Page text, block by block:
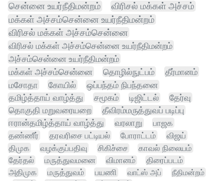
சென்னை உயர்நீதிமன்றம்
விரிசல் மக்கள் அச்சம்
மக்கள் அச்சம்சென்னை உயர்நீதிமன்றம்
விரிசல் மக்கள் அச்சம்சென்னை
விரிசல் மக்கள் அச்சம்சென்னை உயர்நீதிமன்றம்
அச்சம்சென்னை உயர்நீதிமன்றம்
மக்கள் அச்சம்சென்னை
தொழில்நுட்பம்
தீர்மானம்
மசோதா
கோயில்
ஒப்பந்தம் நிபந்தனை
தமிழ்த்தாய் வாழ்த்து
சமூகம் டிஜிட்டல்
தேர்வு
தொகுதி மறுவரையறை
தீவிரம்மருத்துவப் படிப்பு
ஈரான்தமிழ்த்தாய் வாழ்த்து
வரலாறு
பாஜக
தண்ணீர்
தரவரிசை பட்டியல் போராட்டம்
விஜய்
திமுக
வழக்குப்பதிவு சிகிச்சை
காவல் நிலையம்
தேர்தல்
மருத்துவமனை விமானம்
திரைப்படம்
அதிமுக
மருத்துவம் பயணி வாட்ஸ் அப்
நீதிமன்றம்